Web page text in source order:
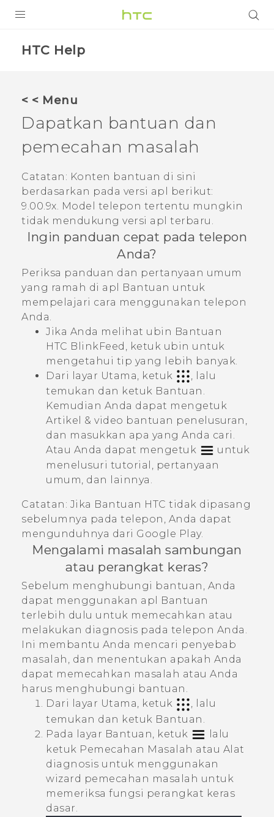
HTC Help
< < Menu
Dapatkan bantuan dan
pemecahan masalah
Catatan: Konten bantuan di sini
berdasarkan pada versi apl berikut:
9.00.9x . Model telepon tertentu mungkin
tidak mendukung versi apl terbaru.
Ingin panduan cepat pada telepon
Anda?
Periksa panduan dan pertanyaan umum
yang ramah di apl
Bantuan untuk
mempelajari cara menggunakan telepon
Anda.
Jika Anda melihat ubin Bantuan
HTC BlinkFeed
, ketuk ubin untuk
mengetahui tip yang lebih banyak.
Dari layar Utama, ketuk
, lalu
temukan dan ketuk Bantuan .
Kemudian Anda dapat mengetuk
Artikel & video bantuan penelusuran ,
dan masukkan apa yang Anda cari.
Atau Anda dapat mengetuk
untuk
menelusuri tutorial, pertanyaan
umum, dan lainnya.
Catatan: Jika Bantuan HTC tidak dipasang
sebelumnya pada telepon, Anda dapat
mengunduhnya dari Google Play.
Mengalami masalah sambungan
atau perangkat keras?
Sebelum menghubungi bantuan, Anda
dapat menggunakan apl
Bantuan
terlebih dulu untuk memecahkan atau
melakukan diagnosis pada telepon Anda.
Ini membantu Anda mencari penyebab
masalah, dan menentukan apakah Anda
dapat memecahkan masalah atau Anda
harus menghubungi bantuan.
Dari layar Utama, ketuk
, lalu
temukan dan ketuk Bantuan
Pada layar Bantuan , ketuk
lalu
ketuk Pemecahan Masalah atau Alat
diagnosis untuk menggunakan
wizard pemecahan masalah untuk
memeriksa fungsi perangkat keras
dasar.